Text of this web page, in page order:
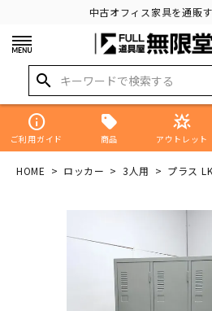
中古オフィス家具を通販
search
info
ご利用ガイド 商品
star_shine
アウトレット
HOME ロッカー 3人用 プラス